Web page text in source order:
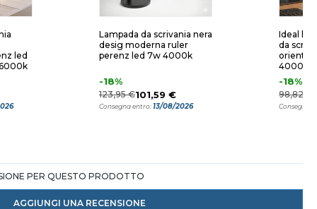
led
Lampada da scrivania nera
desig moderna ruler
perenz led 7w 4000k
-18%
123,95 €101,59 €
Consegna entro:13/08/2026
Ideal lux
da
4000k
-18%
98,82 €
Consegna
PER QUESTO PRODOTTO
AGGIUNGI UNA RECENSIONE